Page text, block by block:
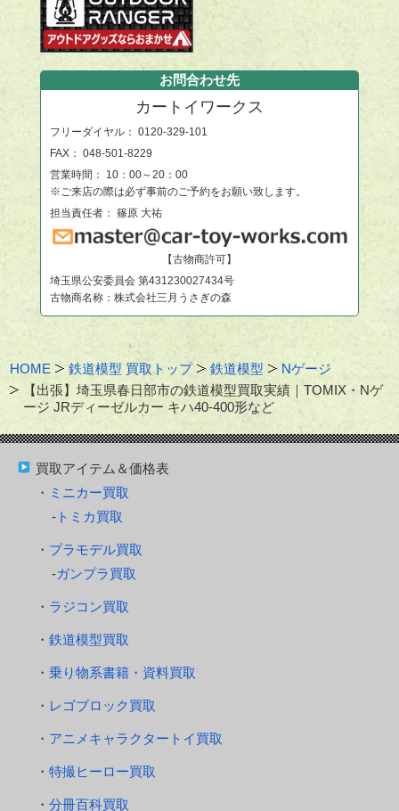
お問合わせ先
カートイワークス
フリーダイヤル： 0120-329-101
FAX： 048-501-8229
営業時間： 10：00～20：00
※ご来店の際は必ず事前のご予約をお願い致します。
担当責任者： 篠原 大祐
【古物商許可】
埼玉県公安委員会 第431230027434号
古物商名称：株式会社三月うさぎの森
HOME 鉄道模型 買取トップ 鉄道模型
Nゲージ
【出張】埼玉県春日部市の鉄道模型買取実績｜TOMIX・Nゲ
ージ JRディーゼルカー キハ40-400形など
買取アイテム＆価格表
ミニカー買取
トミカ買取
プラモデル買取
ガンプラ買取
ラジコン買取
鉄道模型買取
乗り物系書籍・資料買取
レゴブロック買取
アニメキャラクタートイ買取
特撮ヒーロー買取
分冊百科買取